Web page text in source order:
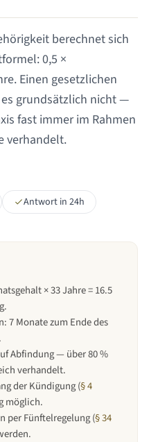
berechnet sich
0,5 ×
. Einen gesetzlichen
grundsätzlich nicht —
fast immer im Rahmen
verhandelt.
Antwort in 24h
× 33 Jahre = 16.5
:7 Monate zum Ende des
Abfindung — über 80 %
verhandelt.
der Kündigung (§ 4
möglich.
per Fünftelregelung (§ 34